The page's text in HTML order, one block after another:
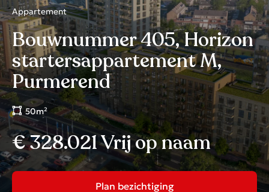
Appartement
Bouwnummer 405, Horizon
startersappartement M,
Purmerend
50m²
€ 328.021 Vrij op naam
Plan bezichtiging